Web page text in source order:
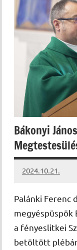
Bákonyi
2024.10.21.
kovacs.agi
Palánki Ferenc
a fényeslitkei
betöltött